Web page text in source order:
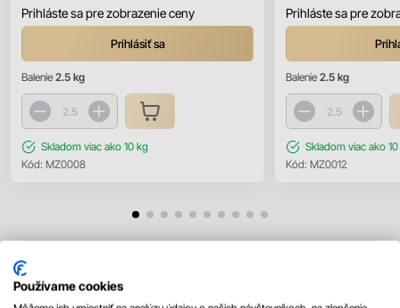
Prihláste sa pre zobrazenie ceny
Prihlásiť sa
Balenie 2.5 kg
Skladom viac ako 10 kg
Kód: MZ0008
Prihláste sa pre
Balenie 2.5 kg
Skladom viac ako
Kód: MZ0012
Mohlo by sa vám páčiť
Používame cookies